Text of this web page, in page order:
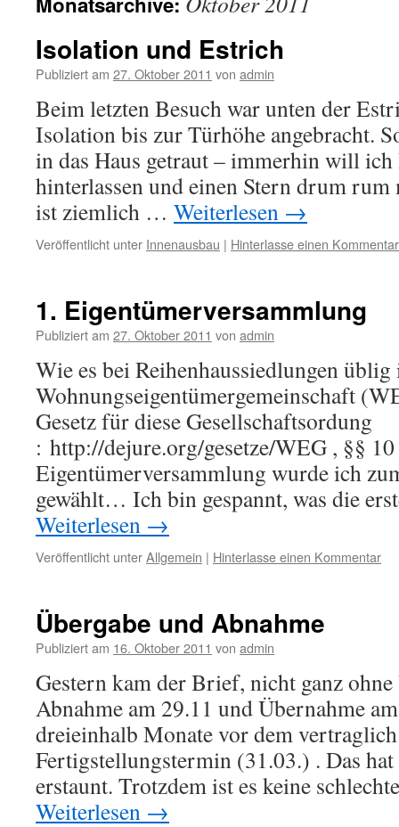
Isolation und Estrich
Publiziert am 27. Oktober 2011 von admin
Beim letzten Besuch war unten der
Isolation bis zur Türhöhe angebracht.
in das Haus getraut – immerhin will
hinterlassen und einen Stern drum
ist ziemlich … Weiterlesen →
Veröffentlicht unter Innenausbau | Hinterlasse einen Kommentar
1. Eigentümerversammlung
Publiziert am 27. Oktober 2011 von admin
Wie es bei Reihenhaussiedlungen üblig
Wohnungseigentümergemeinschaft
Gesetz für diese Gesellschaftsordung
: http://dejure.org/gesetze/WEG , §§
Eigentümerversammlung wurde ich
gewählt… Ich bin gespannt, was die
Weiterlesen →
Veröffentlicht unterAllgemein | Hinterlasse einen Kommentar
Übergabe und Abnahme
Publiziert am 16. Oktober 2011 von admin
Gestern kam der Brief, nicht ganz
Abnahme am 29.11 und Übernahme
dreieinhalb Monate vor dem
Fertigstellungstermin (31.03.) . Das
erstaunt. Trotzdem ist es keine
Weiterlesen →